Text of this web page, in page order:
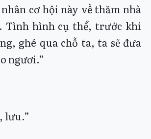
cơ hội này về thăm nhà
Tình hình cụ thể, trước khi
ghé qua chỗ ta, ta sẽ đưa
ngươi.”
lưu.”